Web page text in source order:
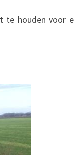
te houden voor